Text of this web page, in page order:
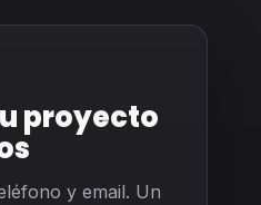
proyecto
y email. Un